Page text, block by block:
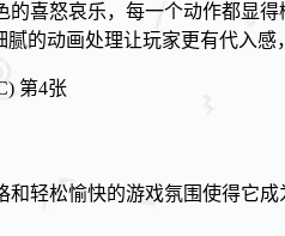
喜怒哀乐，每一个动作都显
的动画处理让玩家更有代入感
轻松愉快的游戏氛围使得它